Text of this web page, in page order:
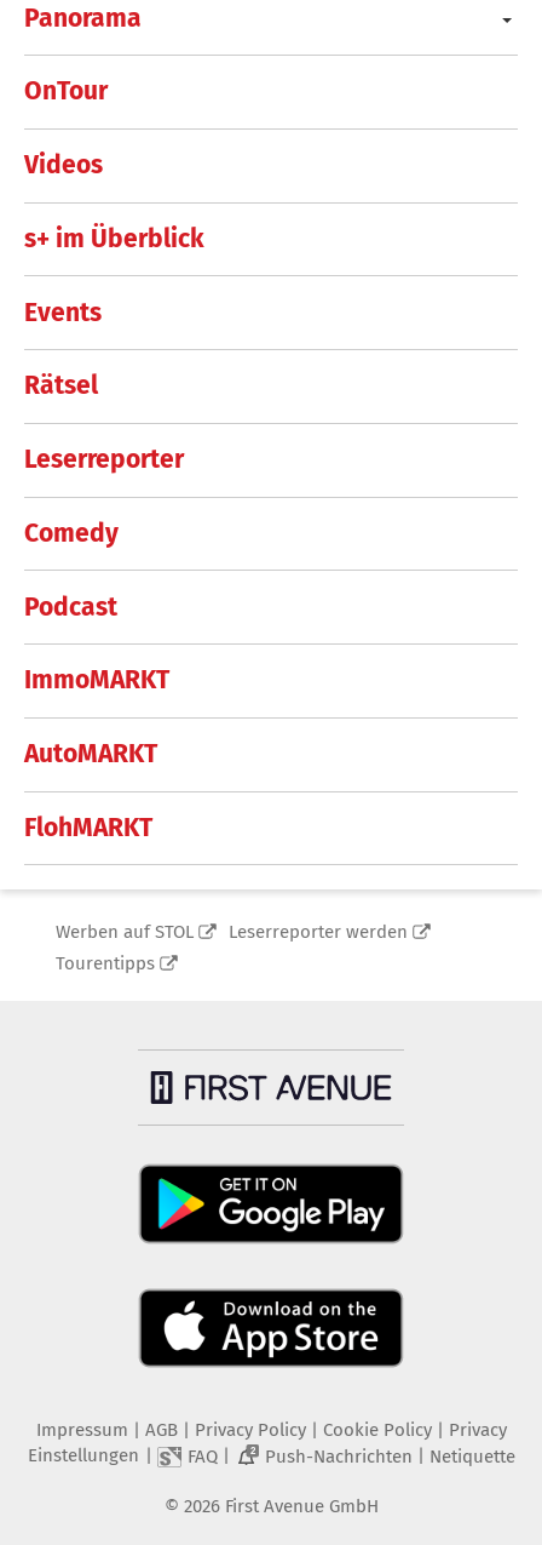
Panorama
OnTour
Videos
s+ im Überblick
Events
Rätsel
Leserreporter
Comedy
Podcast
ImmoMARKT
AutoMARKT
FlohMARKT
Werben auf STOL
Leserreporter werden
Tourentipps
Impressum AGB Privacy Policy| Cookie Policy| Privacy
Einstellungen
FAQ| 2 Push-Nachrichten Netiquette
© 2026 First Avenue GmbH